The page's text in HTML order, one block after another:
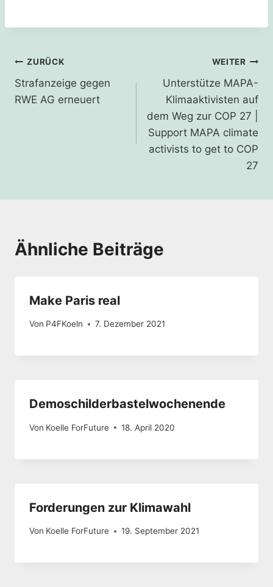
Beitragsnavigation
ZURÜCK
Strafanzeige gegen
RWE AG erneuert
WEITER
Unterstütze MAPA-
Klimaaktivisten auf
dem Weg zur COP 27 |
Support MAPA climate
activists to get to COP
27
Ähnliche Beiträge
Make Paris real
Von P4FKoeln 7. Dezember 2021
Demoschilderbastelwochenende
Von Koelle ForFuture 18. April 2020
Forderungen zur Klimawahl
Von Koelle ForFuture 19. September 2021